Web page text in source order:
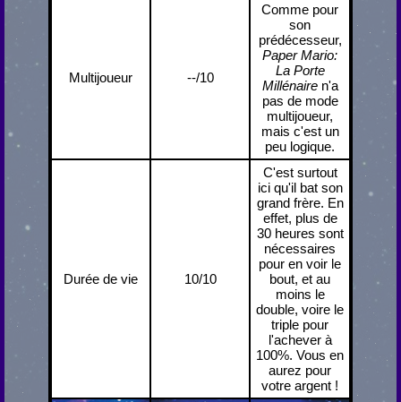
Multijoueur --/10
Comme pour
son
prédécesseur,
Paper Mario:
La Porte
Millénairen'a
pas de mode
multijoueur,
mais c'est un
peu logique.
Durée de vie 10/10
C'est surtout
ici qu'il bat son
grand frère. En
effet, plus de
30 heures sont
nécessaires
pour en voir le
bout, et au
moins le
double, voire le
triple pour
l'achever à
100%. Vous en
aurez pour
votre argent !